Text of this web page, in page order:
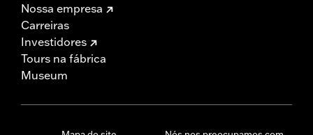
Nossa empresa
Carreiras
Investidores
Tours na fábrica
Museum